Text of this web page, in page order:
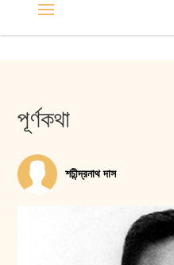
পূর্ণকথা
শচীন্দ্রনাথ দাস